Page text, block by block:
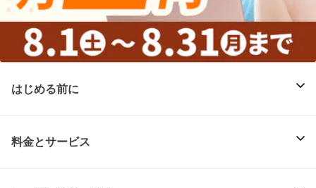
はじめる前に
料金とサービス